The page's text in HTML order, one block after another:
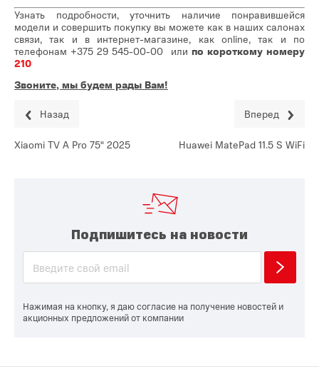
Узнать подробности, уточнить наличие понравившейся
модели и совершить покупку вы можете как в наших салонах
связи, так и в интернет-магазине, как online, так и по
телефонам +375 29 545-00-00 или по короткому номеру
210
Звоните, мы будем рады Вам!
Назад
Xiaomi TV A Pro 75" 2025
Вперед
Huawei MatePad 11.5 S WiFi
Подпишитесь на новости
Нажимая на кнопку, я даю согласие на получение новостей и
акционных предложений от компании